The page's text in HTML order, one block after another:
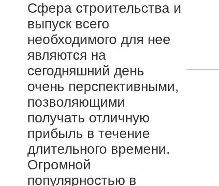
Сфера строительства и
выпуск всего
необходимого для нее
являются на
сегодняшний день
очень перспективными,
позволяющими
получать отличную
прибыль в течение
длительного времени.
Огромной
популярностью в